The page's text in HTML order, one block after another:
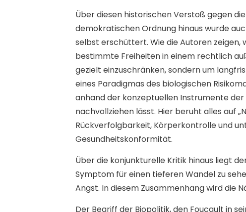
Über diesen historischen Verstoß gegen
demokratischen Ordnung hinaus wurde
selbst erschüttert. Wie die Autoren zeigen,
bestimmte Freiheiten in einem rechtlich
gezielt einzuschränken, sondern um
eines Paradigmas des biologischen
anhand der konzeptuellen Instrumente
nachvollziehen lässt. Hier beruht alles auf
Rückverfolgbarkeit, Körperkontrolle und
Gesundheitskonformität.
Über die konjunkturelle Kritik hinaus liegt
Symptom für einen tieferen Wandel zu
Angst. In diesem Zusammenhang wird die
Der Begriff der Biopolitik, den Foucault in